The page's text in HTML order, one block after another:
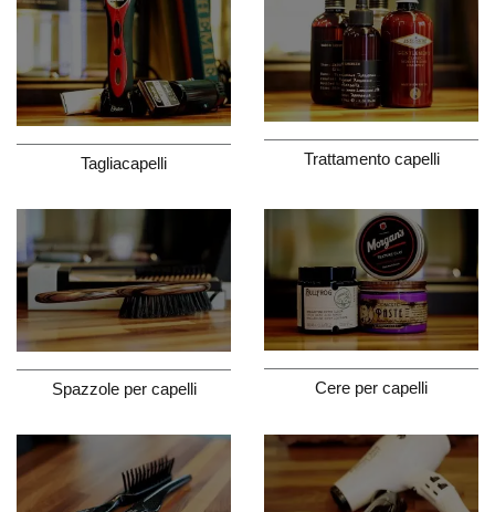
Tagliacapelli Trattamento capelli
Spazzole per capelli Cere per capelli